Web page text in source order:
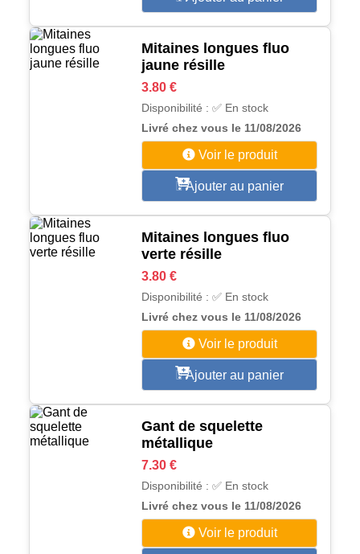
Mitaines longues fluo
jaune résille
3.80 €
Disponibilité : ✅ En stock
Livré chez vous le 11/08/2026
Voir le produit
Ajouter au panier
Mitaines longues fluo
verte résille
3.80 €
Disponibilité : ✅ En stock
Livré chez vous le 11/08/2026
Voir le produit
Ajouter au panier
Gant de squelette
métallique
7.30 €
Disponibilité : ✅ En stock
Livré chez vous le 11/08/2026
Voir le produit